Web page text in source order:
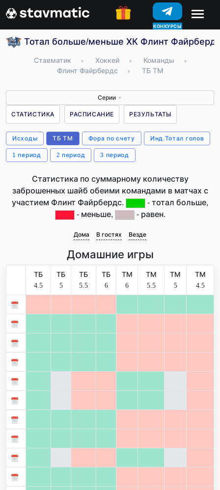
КОНКУРСЫ
Тотал больше/меньше ХК Флинт
Ставматик › Хоккей › Команды
›
Флинт Файрбердс
› ТБ ТМ
Серии ▼
СТАТИСТИКА РАСПИСАНИЕ РЕЗУЛЬТАТЫ
Исходы ТБ ТМ Фора по счету Инд.Тотал голов
1 период 2 период 3 период
Статистика по суммарному количеству
заброшенных шайб обеими командами в матчах с
участием Флинт Файрбердс.
- тотал больше,
- меньше,
- равен.
Дома В гостях Везде
Домашние игры
ТБ
4.5
ТБ
5
ТБ
5.5
ТБ
6
ТМ
6
ТМ
5.5
ТМ
5
ТМ
4.5